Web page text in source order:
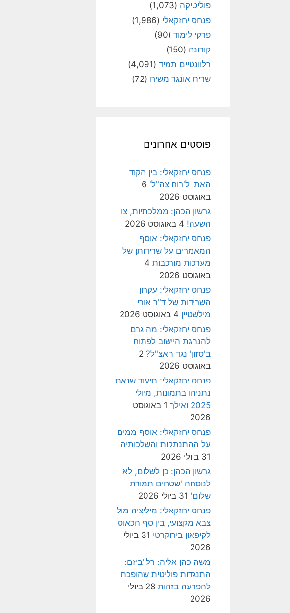
פוליטיקה (1,073)
פנחס יחזקאלי (1,986)
פרקי לימוד (90)
קורונה (150)
רלוונטיים תמיד (4,091)
שרית אונגר משיח (72)
פוסטים אחרונים
פנחס יחזקאלי: בין הקוד
האתי ל'רוח צה"ל' 6
באוגוסט 2026
גרשון הכהן: ממלכתיות, צו
השעה! 4 באוגוסט 2026
פנחס יחזקאלי: אוסף
המאמרים על שרידותן של
מערכות מורכבות 4
באוגוסט 2026
פנחס יחזקאלי: עקרון
השרידות של ד"ר אורי
מילשטיין 4 באוגוסט 2026
פנחס יחזקאלי: מה גרם
להנהגת היישוב לפתוח
ב'סזון' נגד האצ"ל? 2
באוגוסט 2026
פנחס יחזקאלי: תיעוד שנאת
נתניהו בתמונות, מיולי
2025 ואילך
1 באוגוסט
2026
פנחס יחזקאלי: אוסף ממים
על ההתנתקות והשלכותיה
31 ביולי 2026
גרשון הכהן: כן לשלום, לא
לנוסחה 'שטחים תמורת
שלום' 31 ביולי 2026
פנחס יחזקאלי: מיליציה מול
צבא מקצועי, בין סף הכאוס
לקיפאון בירוקרטי
31 ביולי
2026
משה כהן אליה: רל"ביזם:
התנגדות פוליטית שהופכת
להפרעה בזהות
28 ביולי
2026